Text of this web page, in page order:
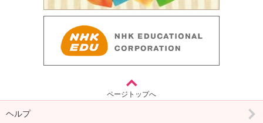
ページトップへ
ヘルプ